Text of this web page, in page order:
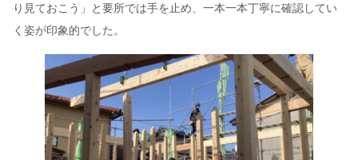
り見ておこう」と要所では手を止め、一本一本丁寧に確認してい
く姿が印象的でした。